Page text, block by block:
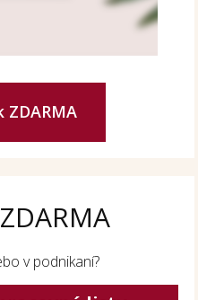
ZDARMA
v podnikaní?